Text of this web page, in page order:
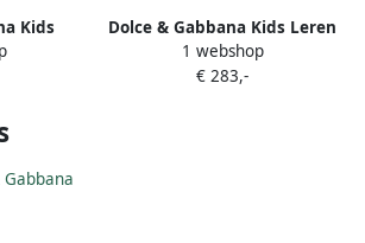
Kids
Wit
Dolce & Gabbana Kids Leren
sneakers met klittenband
Wit
1 webshop
€ 283,-
Gabbana